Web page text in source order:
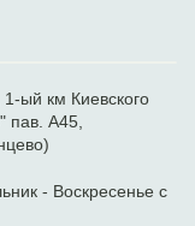
ый км Киевского
пав. А45,
- Воскресенье с